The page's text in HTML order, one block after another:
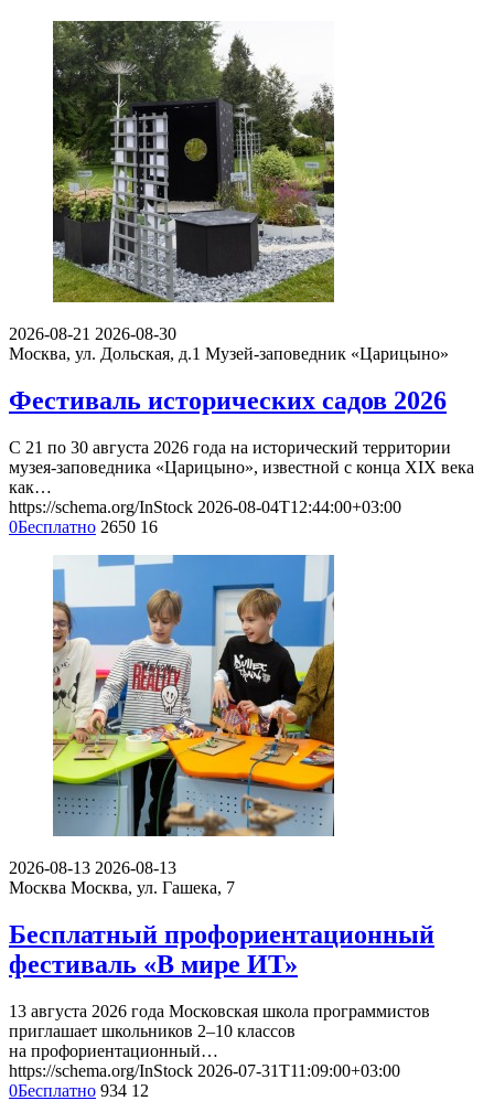
2026-08-21 2026-08-30
Москва, ул. Дольская, д.1 Музей-заповедник «Царицыно»
Фестиваль исторических садов 2026
С 21 по 30 августа 2026 года на исторический территории
музея-заповедника «Царицыно», известной с конца XIX века
как…
https://schema.org/InStock 2026-08-04T12:44:00+03:00
0Бесплатно 2650 16
2026-08-13 2026-08-13
Москва Москва, ул. Гашека, 7
Бесплатный профориентационный
фестиваль «В мире ИТ»
13 августа 2026 года Московская школа программистов
приглашает школьников 2–10 классов
на профориентационный…
https://schema.org/InStock 2026-07-31T11:09:00+03:00
0Бесплатно 934 12